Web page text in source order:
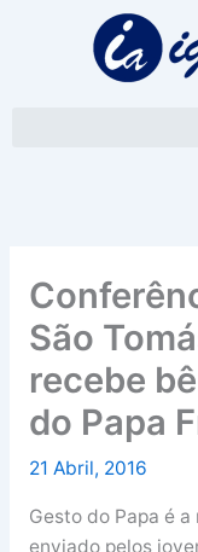
São
recebe
do Papa
21 Abril, 2016
Gesto do Papa é
enviado pelos